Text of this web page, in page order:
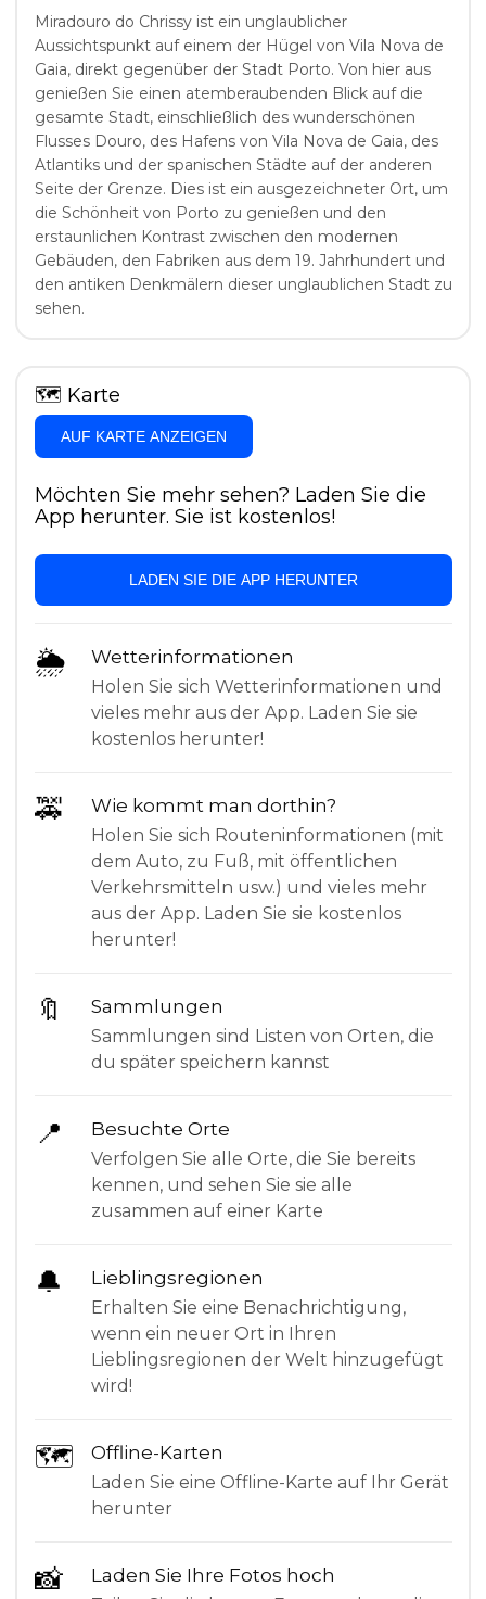
Miradouro do Chrissy ist ein unglaublicher
Aussichtspunkt auf einem der Hügel von Vila Nova de
Gaia, direkt gegenüber der Stadt Porto. Von hier aus
genießen Sie einen atemberaubenden Blick auf die
gesamte Stadt, einschließlich des wunderschönen
Flusses Douro, des Hafens von Vila Nova de Gaia, des
Atlantiks und der spanischen Städte auf der anderen
Seite der Grenze. Dies ist ein ausgezeichneter Ort, um
die Schönheit von Porto zu genießen und den
erstaunlichen Kontrast zwischen den modernen
Gebäuden, den Fabriken aus dem 19. Jahrhundert und
den antiken Denkmälern dieser unglaublichen Stadt zu
sehen.
🗺 Karte
AUF KARTE ANZEIGEN
Möchten Sie mehr sehen? Laden Sie die
App herunter. Sie ist kostenlos!
LADEN SIE DIE APP HERUNTER
🌦 Wetterinformationen
Holen Sie sich Wetterinformationen und
vieles mehr aus der App. Laden Sie sie
kostenlos herunter!
🚕 Wie kommt man dorthin?
Holen Sie sich Routeninformationen (mit
dem Auto, zu Fuß, mit öffentlichen
Verkehrsmitteln usw.) und vieles mehr
aus der App. Laden Sie sie kostenlos
herunter!
🔖 Sammlungen
Sammlungen sind Listen von Orten, die
du später speichern kannst
📍 Besuchte Orte
Verfolgen Sie alle Orte, die Sie bereits
kennen, und sehen Sie sie alle
zusammen auf einer Karte
🔔 Lieblingsregionen
Erhalten Sie eine Benachrichtigung,
wenn ein neuer Ort in Ihren
Lieblingsregionen der Welt hinzugefügt
wird!
🗺 Offline-Karten
Laden Sie eine Offline-Karte auf Ihr Gerät
herunter
📸 Laden Sie Ihre Fotos hoch